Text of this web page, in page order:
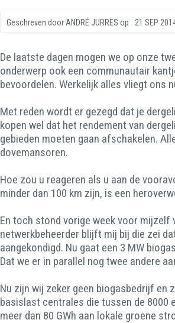
Geschreven door ANDRÉ JURRES op 21 SEP
De laatste dagen mogen we op onze
onderwerp ook een communautair
bevoordelen. Werkelijk alles vliegt ons
Met reden wordt er gezegd dat je
kopen wel dat het rendement van
gebieden moeten gaan afschakelen.
dovemansoren.
Hoe zou u reageren als u aan de
minder dan 100 km zijn, is een
En toch stond vorige week voor mijzelf
netwerkbeheerder blijft mij bij die zei
aangekondigd. Nu gaat een 3 MW
Dat we er in parallel nog twee andere
Nu zijn wij zeker geen biogasbedrijf en
basislast centrales die tussen de 8000
meer dan 80 GWh aan lokale groene